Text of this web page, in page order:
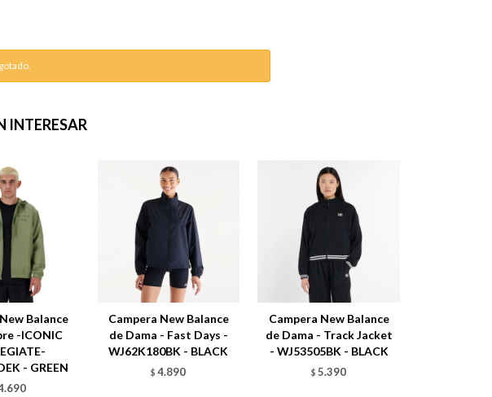
INTERESAR
Balance
-ICONIC
- GREEN
Campera New Balance
de Dama - Fast Days -
WJ62K180BK - BLACK
$ 4.890
Campera New Balance
de Dama - Track Jacket
- WJ53505BK - BLACK
$ 5.390